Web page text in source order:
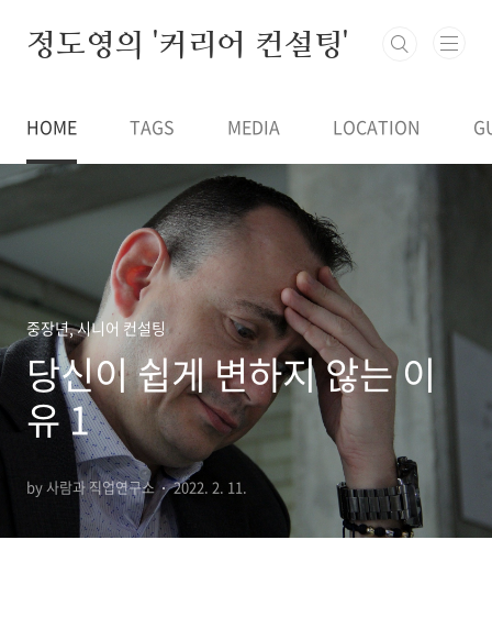
정도영의 '커리어 컨설팅'
HOME TAGS MEDIA LOCATION
중장년, 시니어 컨설팅
당신이 쉽게 변하지 않는 이
유 1
by 사람과 직업연구소 2022. 2. 11.